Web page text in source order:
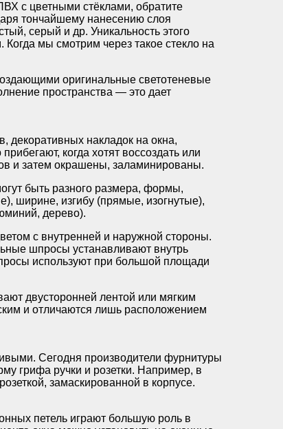
с цветными стёклами, обратите
тончайшему нанесению слоя
серый и др. Уникальность этого
Когда мы смотрим через такое стекло на
оригинальные светотеневые
пространства — это дает
декоративных накладок на окна,
когда хотят воссоздать или
и затем окрашены, заламинированы.
быть разного размера, формы,
ширине, изгибу (прямые, изогнутые),
дерево).
с внутренней и наружной стороны.
шпросы устанавливают внутрь
используют при большой площади
двусторонней лентой или мягким
и отличаются лишь расположением
Сегодня производители фурнитуры
грифа ручки и розетки. Например, в
замаскированной в корпусе.
петель играют большую роль в